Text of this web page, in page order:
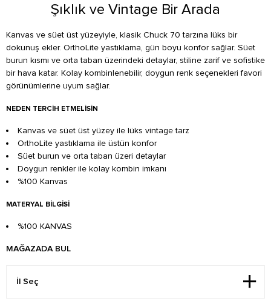
Şıklık ve Vintage Bir Arada
Kanvas ve süet üst yüzeyiyle, klasik Chuck 70 tarzına lüks bir
dokunuş ekler. OrthoLite yastıklama, gün boyu konfor sağlar. Süet
burun kısmı ve orta taban üzerindeki detaylar, stiline zarif ve sofistike
bir hava katar. Kolay kombinlenebilir, doygun renk seçenekleri favori
görünümlerine uyum sağlar.
NEDEN TERCIH ETMELISIN
Kanvas ve süet üst yüzey ile lüks vintage tarz
OrthoLite yastıklama ile üstün konfor
Süet burun ve orta taban üzeri detaylar
Doygun renkler ile kolay kombin imkanı
%100 Kanvas
MATERYAL BILGISI
%100 KANVAS
MAĞAZADA BUL